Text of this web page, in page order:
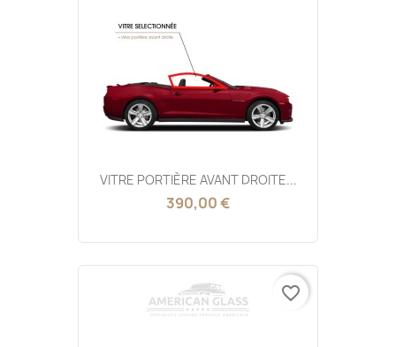
VITRE PORTIÈRE AVANT DROITE...
390,00 €
favorite_border